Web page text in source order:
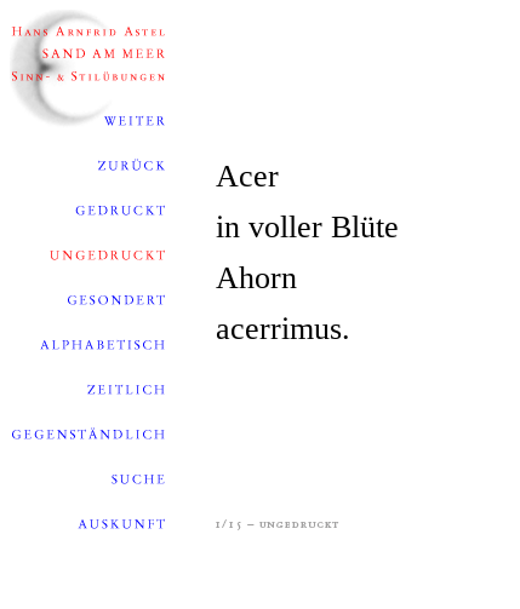
Acer
in voller Blüte
Ahorn
acerrimus.